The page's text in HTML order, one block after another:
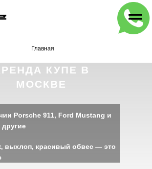
Главная
КУПЕ В
МОСКВЕ
Porsche 911, Ford Mustang и
другие
выхлоп, красивый обвес — это